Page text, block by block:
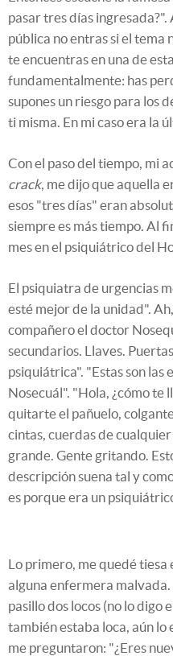
pasar tres días
pública no entras si el tema
te encuentras en una de
fundamentalmente: has
supones un riesgo para los
ti misma. En mi caso era la
Con el paso del tiempo, mi
crack, me dijo que aquella
esos "tres días" eran
siempre es más tiempo. Al
mes en el psiquiátrico del
El psiquiatra de urgencias
esté mejor de la unidad".
compañero el doctor
secundarios. Llaves.
psiquiátrica". "Estas son
Nosecuál". "Hola, ¿cómo te
quitarte el pañuelo,
cintas, cuerdas de
grande. Gente gritando.
descripción suena tal y
es porque era un
Lo primero, me quedé
alguna enfermera malvada.
pasillo dos locos (no lo digo
también estaba loca, aún lo
me preguntaron: "¿Eres